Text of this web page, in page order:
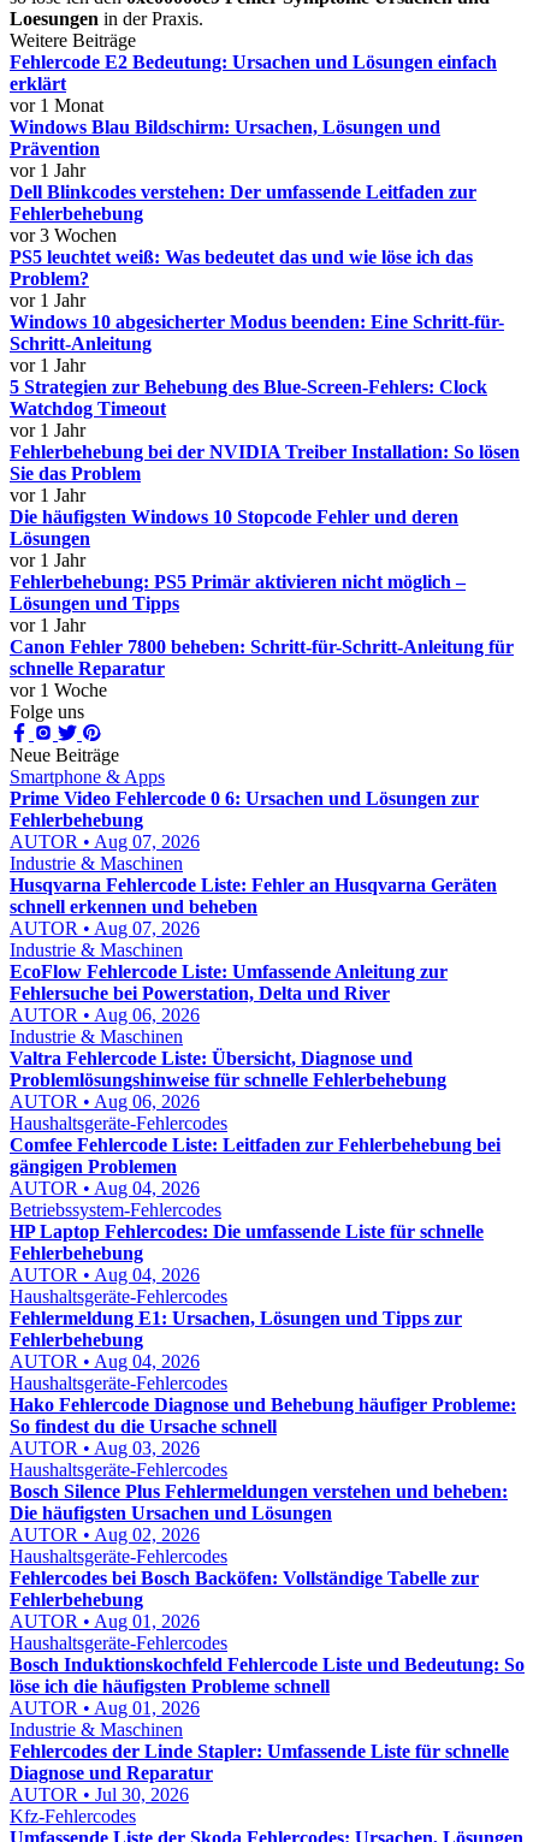
Loesungen in der Praxis.
Weitere Beiträge
Fehlercode E2 Bedeutung: Ursachen und Lösungen einfach
erklärt
vor 1 Monat
Windows Blau Bildschirm: Ursachen, Lösungen und
Prävention
vor 1 Jahr
Dell Blinkcodes verstehen: Der umfassende Leitfaden zur
Fehlerbehebung
vor 3 Wochen
PS5 leuchtet weiß: Was bedeutet das und wie löse ich das
Problem?
vor 1 Jahr
Windows 10 abgesicherter Modus beenden: Eine Schritt-für-
Schritt-Anleitung
vor 1 Jahr
5 Strategien zur Behebung des Blue-Screen-Fehlers: Clock
Watchdog Timeout
vor 1 Jahr
Fehlerbehebung bei der NVIDIA Treiber Installation: So lösen
Sie das Problem
vor 1 Jahr
Die häufigsten Windows 10 Stopcode Fehler und deren
Lösungen
vor 1 Jahr
Fehlerbehebung: PS5 Primär aktivieren nicht möglich –
Lösungen und Tipps
vor 1 Jahr
Canon Fehler 7800 beheben: Schritt-für-Schritt-Anleitung für
schnelle Reparatur
vor 1 Woche
Folge uns
Neue Beiträge
Smartphone & Apps
Prime Video Fehlercode 0 6: Ursachen und Lösungen zur
Fehlerbehebung
AUTOR • Aug 07, 2026
Industrie & Maschinen
Husqvarna Fehlercode Liste: Fehler an Husqvarna Geräten
schnell erkennen und beheben
AUTOR • Aug 07, 2026
Industrie & Maschinen
EcoFlow Fehlercode Liste: Umfassende Anleitung zur
Fehlersuche bei Powerstation, Delta und River
AUTOR • Aug 06, 2026
Industrie & Maschinen
Valtra Fehlercode Liste: Übersicht, Diagnose und
Problemlösungshinweise für schnelle Fehlerbehebung
AUTOR • Aug 06, 2026
Haushaltsgeräte-Fehlercodes
Comfee Fehlercode Liste: Leitfaden zur Fehlerbehebung bei
gängigen Problemen
AUTOR • Aug 04, 2026
Betriebssystem-Fehlercodes
HP Laptop Fehlercodes: Die umfassende Liste für schnelle
Fehlerbehebung
AUTOR • Aug 04, 2026
Haushaltsgeräte-Fehlercodes
Fehlermeldung E1: Ursachen, Lösungen und Tipps zur
Fehlerbehebung
AUTOR • Aug 04, 2026
Haushaltsgeräte-Fehlercodes
Hako Fehlercode Diagnose und Behebung häufiger Probleme:
So findest du die Ursache schnell
AUTOR • Aug 03, 2026
Haushaltsgeräte-Fehlercodes
Bosch Silence Plus Fehlermeldungen verstehen und beheben:
Die häufigsten Ursachen und Lösungen
AUTOR • Aug 02, 2026
Haushaltsgeräte-Fehlercodes
Fehlercodes bei Bosch Backöfen: Vollständige Tabelle zur
Fehlerbehebung
AUTOR • Aug 01, 2026
Haushaltsgeräte-Fehlercodes
Bosch Induktionskochfeld Fehlercode Liste und Bedeutung: So
löse ich die häufigsten Probleme schnell
AUTOR • Aug 01, 2026
Industrie & Maschinen
Fehlercodes der Linde Stapler: Umfassende Liste für schnelle
Diagnose und Reparatur
AUTOR • Jul 30, 2026
Kfz-Fehlercodes
Umfassende Liste der Skoda Fehlercodes: Ursachen, Lösungen